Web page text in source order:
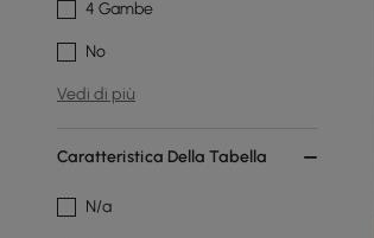
4 Gambe
No
Vedi di più
Caratteristica Della Tabella
N/a